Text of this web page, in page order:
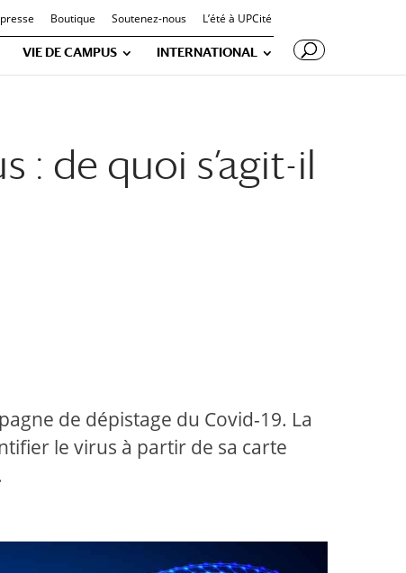
Boutique Soutenez-nous L’été à UPCité
VIE DE CAMPUS INTERNATIONAL
: de quoi s’agit-il
de dépistage du Covid-19. La
le virus à partir de sa carte